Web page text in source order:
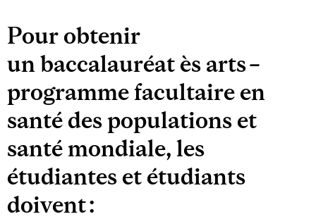
Pour obtenir
un baccalauréat ès arts –
programme facultaire en
santé des populations et
santé mondiale, les
étudiantes et étudiants
doivent :